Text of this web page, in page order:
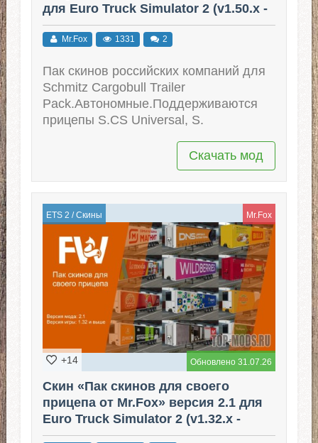
для Euro Truck Simulator 2 (v1.50.x -
1.60.x)
Mr.Fox 1331 2
Пак скинов российских компаний для
Schmitz Cargobull Trailer
Pack.Автономные.Поддерживаются
прицепы S.CS Universal, S.
Скачать мод
ETS 2 /Скины Mr.Fox
Обновлено 31.07.26
+14
Скин «Пак скинов для своего
прицепа от Mr.Fox» версия 2.1 для
Euro Truck Simulator 2 (v1.32.x -
1.60.x)